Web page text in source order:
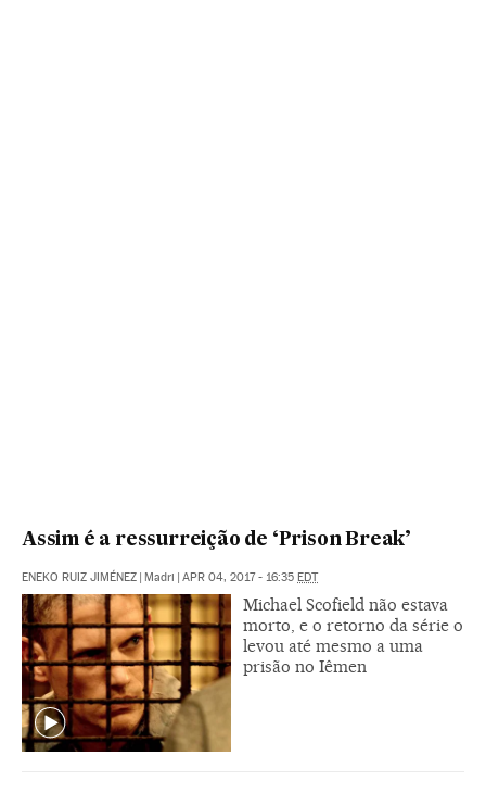
Assim é a ressurreição de ‘Prison Break’
ENEKO RUIZ JIMÉNEZ | Madri | APR 04, 2017 - 16:35 EDT
Michael Scofield não estava
morto, e o retorno da série o
levou até mesmo a uma
prisão no Iêmen